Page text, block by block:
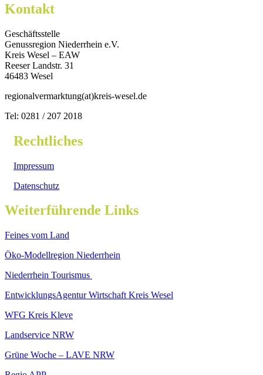
Kontakt
Geschäftsstelle
Genussregion Niederrhein e.V.
Kreis Wesel – EAW
Reeser Landstr. 31
46483 Wesel
regionalvermarktung(at)kreis-wesel.de
Tel: 0281 / 207 2018
Rechtliches
Impressum
Datenschutz
Weiterführende Links
Feines vom Land
Öko-Modellregion Niederrhein
Niederrhein Tourismus
EntwicklungsAgentur Wirtschaft Kreis Wesel
WFG Kreis Kleve
Landservice NRW
Grüne Woche – LAVE NRW